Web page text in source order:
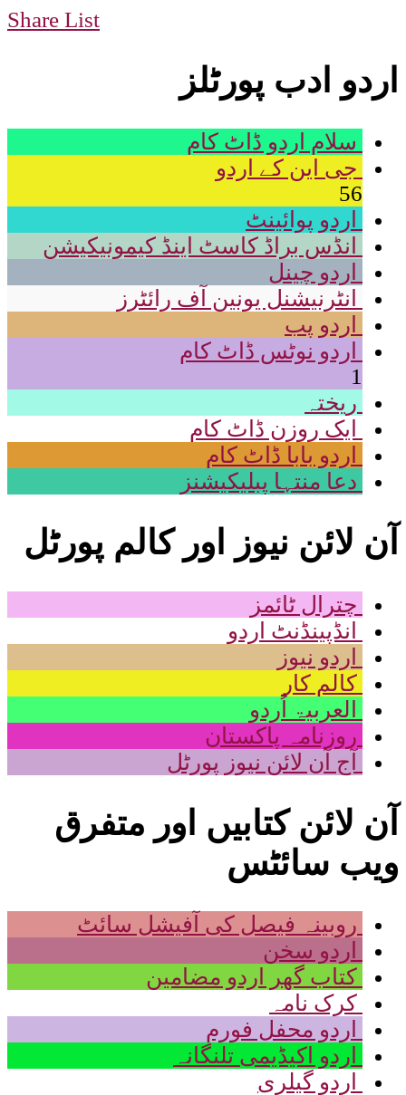
Share List
اردو ادب پورٹلز
سلام اردو ڈاٹ کام
جی این کے اردو
56
اردو پوائینٹ
انڈس براڈ کاسٹ اینڈ کیمونیکیشن
اردو چینل
انٹرنیشنل یونین آف رائٹرز
اردو پب
اردو نوٹس ڈاٹ کام
1
ریختہ
ایک روزن ڈاٹ کام
اردو بابا ڈاٹ کام
دعا منتہا پبلیکیشنز
آن لائن نیوز اور کالم پورٹل
چترال ٹائمز
انڈپینڈنٹ اردو
اردو نیوز
کالم کار
العربیۃ اُردو
روزنامہ پاکستان
آج آن لائن نیوز پورٹل
آن لائن کتابیں اور متفرق
ویب سائٹس
روبینہ فیصل کی آفیشل سائٹ
اردو سخن
کتاب گھر اردو مضامین
کرک نامہ
اردو محفل فورم
اردو اکیڈیمی تلنگانہ
اردو گیلری